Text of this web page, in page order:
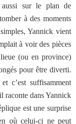
aussi sur le plan de
à des moments
Yannick vient
à voir des pièces
(ou en province)
pour être diverti.
c’est suffisamment
raconte dans Yannick
est une surprise
où celui-ci ne peut